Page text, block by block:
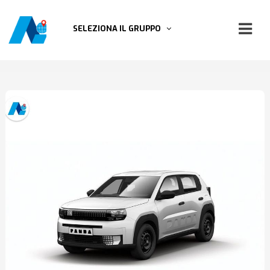
SELEZIONA IL GRUPPO